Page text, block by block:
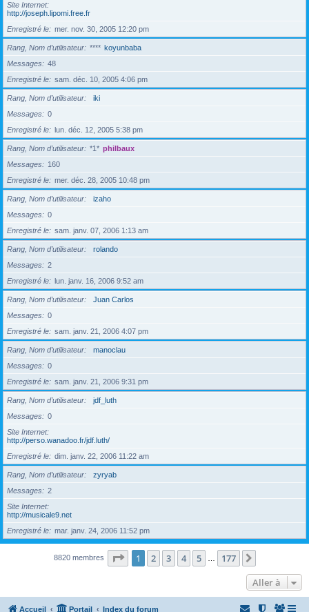
Site Internet
http://joseph.lipomi.free.fr
Enregistré le
mer. nov. 30, 2005 12:20 pm
Rang, Nom d’utilisateur **** koyunbaba
Messages
48
Enregistré le
sam. déc. 10, 2005 4:06 pm
Rang, Nom d’utilisateur
iki
Messages
0
Enregistré le
lun. déc. 12, 2005 5:38 pm
Rang, Nom d’utilisateur *1* philbaux
Messages
160
Enregistré le
mer. déc. 28, 2005 10:48 pm
Rang, Nom d’utilisateur
izaho
Messages
0
Enregistré le
sam. janv. 07, 2006 1:13 am
Rang, Nom d’utilisateur
rolando
Messages
2
Enregistré le
lun. janv. 16, 2006 9:52 am
Rang, Nom d’utilisateur
Juan Carlos
Messages
0
Enregistré le
sam. janv. 21, 2006 4:07 pm
Rang, Nom d’utilisateur
manoclau
Messages
0
Enregistré le
sam. janv. 21, 2006 9:31 pm
Rang, Nom d’utilisateur
jdf_luth
Messages
0
Site Internet
http://perso.wanadoo.fr/jdf.luth/
Enregistré le
dim. janv. 22, 2006 11:22 am
Rang, Nom d’utilisateur
zyryab
Messages
2
Site Internet
http://musicale9.net
Enregistré le
mar. janv. 24, 2006 11:52 pm
8820 membres Page 1sur177
1 2 3 4 5 177
Aller à
Accueil Portail Index du forum